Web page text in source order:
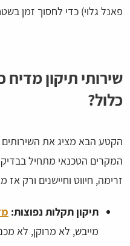
פאנל גלוי) כדי לחסוך זמן
שירותי תיקון
כלול?
הקטע הבא מציג את השירותים
המקרים הטכנאי מתחיל
זרימה, חיווט וחיישנים ורק אז
תיקון תקלות נפוצות:
מייבש, לא מרוקן, לא